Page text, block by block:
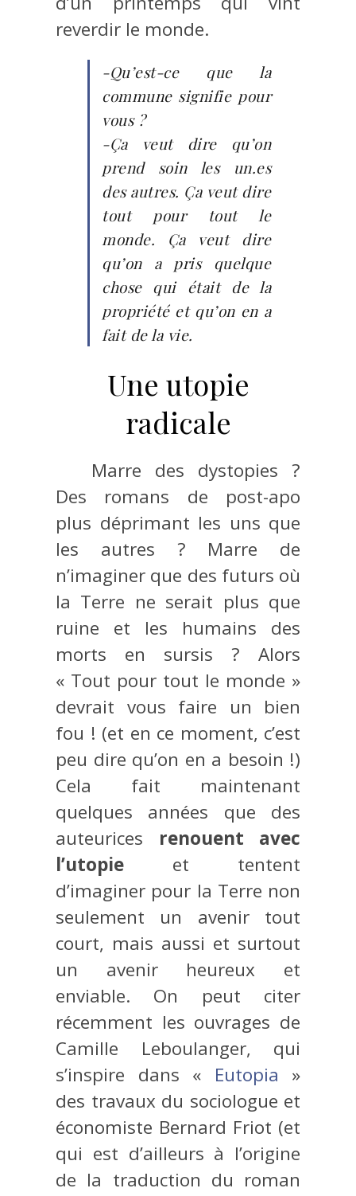
reverdir le monde.
-Qu’est-ce que la
commune signifie pour
vous ?
-Ça veut dire qu’on
prend soin les un.es
des autres. Ça veut dire
tout pour tout le
monde. Ça veut dire
qu’on a pris quelque
chose qui était de la
propriété et qu’on en a
fait de la vie.
Une utopie
radicale
Marre des dystopies ?
Des romans de post-apo
plus déprimant les uns que
les autres ? Marre de
n’imaginer que des futurs où
la Terre ne serait plus que
ruine et les humains des
morts en sursis ? Alors
« Tout pour tout le monde »
devrait vous faire un bien
fou ! (et en ce moment, c’est
peu dire qu’on en a besoin !)
Cela fait maintenant
quelques années que des
auteurices renouent avec
l’utopie et tentent
d’imaginer pour la Terre non
seulement un avenir tout
court, mais aussi et surtout
un avenir heureux et
enviable. On peut citer
récemment les ouvrages de
Camille Leboulanger, qui
s’inspire dans « Eutopia »
des travaux du sociologue et
économiste Bernard Friot (et
qui est d’ailleurs à l’origine
de la traduction du roman